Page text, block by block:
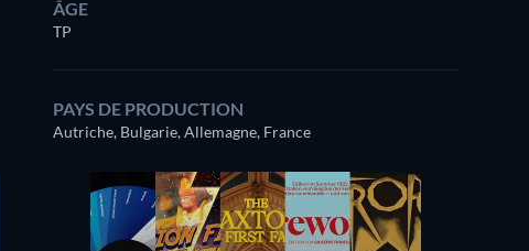
ÂGE
TP
PAYS DE PRODUCTION
Autriche, Bulgarie, Allemagne, France